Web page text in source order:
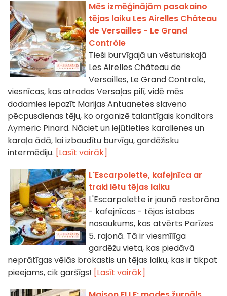
Mēs izmēģinājām pasakaino
tējas laiku Les Airelles Château
de Versailles - Le Grand
Contrôle
Tieši burvīgajā un vēsturiskajā
Les Airelles Château de
Versailles, Le Grand Controle,
viesnīcas, kas atrodas Versaļas pilī, vidē mēs
dodamies iepazīt Marijas Antuanetes slaveno
pēcpusdienas tēju, ko organizē talantīgais konditors
Aymeric Pinard. Nāciet un iejūtieties karalienes un
karaļa ādā, lai izbaudītu burvīgu, gardēžisku
intermēdiju. [Lasīt vairāk]
L'Escarpolette, kafejnīca ar
traki lētu tējas laiku
L'Escarpolette ir jaunā restorāna
- kafejnīcas - tējas istabas
nosaukums, kas atvērts Parīzes
5. rajonā. Tā ir viesmīlīga
gardēžu vieta, kas piedāvā
neprātīgas vēlās brokastis un tējas laiku, kas ir tikpat
pieejams, cik garšīgs! [Lasīt vairāk]